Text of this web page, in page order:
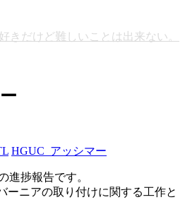
きだけど難しいことは出来ない。
HGUC_アッシマー
進捗報告です。
ーニアの取り付けに関する工作と